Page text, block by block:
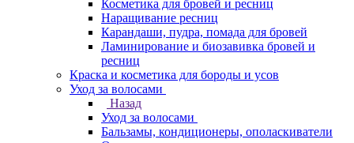
Косметика для бровей и ресниц
Наращивание ресниц
Карандаши, пудра, помада для бровей
Ламинирование и биозавивка бровей и
ресниц
Краска и косметика для бороды и усов
Уход за волосами
Назад
Уход за волосами
Бальзамы, кондиционеры, ополаскиватели